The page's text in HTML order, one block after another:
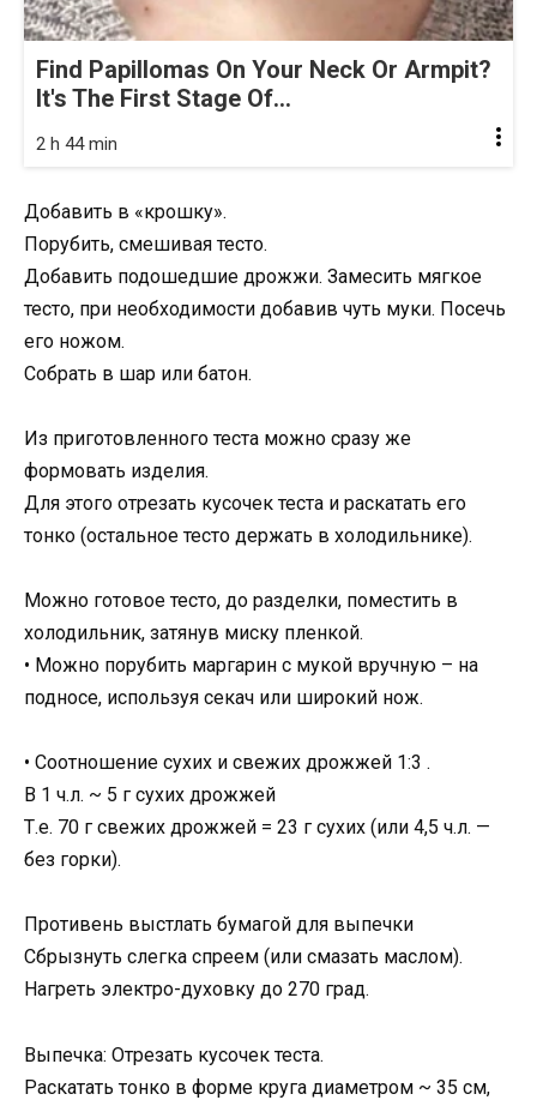
Find Papillomas On Your Neck Or Armpit?
It's The First Stage Of...
2 h 44 min
Добавить в «крошку».
Порубить, смешивая тесто.
Добавить подошедшие дрожжи. Замесить мягкое
тесто, при необходимости добавив чуть муки. Посечь
его ножом.
Собрать в шар или батон.
Из приготовленного теста можно сразу же
формовать изделия.
Для этого отрезать кусочек теста и раскатать его
тонко (остальное тесто держать в холодильнике).
Можно готовое тесто, до разделки, поместить в
холодильник, затянув миску пленкой.
• Можно порубить маргарин с мукой вручную – на
подносе, используя секач или широкий нож.
• Соотношение сухих и свежих дрожжей 1:3 .
В 1 ч.л. ~ 5 г сухих дрожжей
Т.е. 70 г свежих дрожжей = 23 г сухих (или 4,5 ч.л. —
без горки).
Противень выстлать бумагой для выпечки
Сбрызнуть слегка спреем (или смазать маслом).
Нагреть электро-духовку до 270 град.
Выпечка: Отрезать кусочек теста.
Раскатать тонко в форме круга диаметром ~ 35 см,